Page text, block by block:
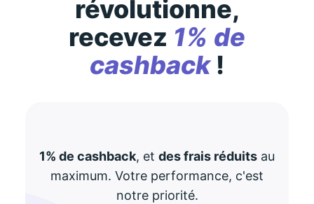
révolutionne,
recevez 1% de
cashback!
1% de cashback, et des frais réduits au
maximum. Votre performance, c'est
notre priorité.